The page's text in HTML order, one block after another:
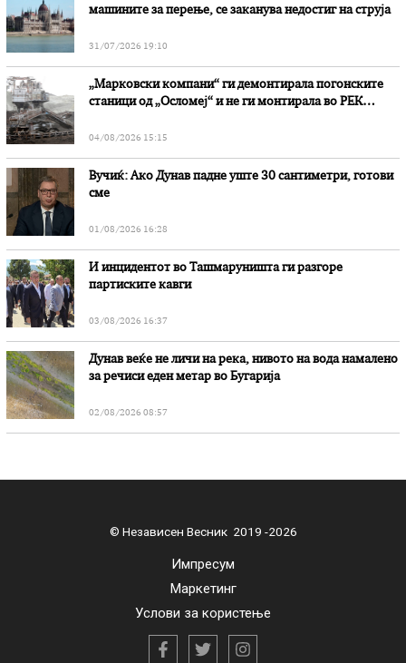
машините за перење, се заканува недостиг на струја
31/07/2026 19:10
„Марковски компани“ ги демонтирала погонските
станици од „Осломеј“ и не ги монтирала во РЕК
04/08/2026 15:15
Вучиќ: Ако Дунав падне уште 30 сантиметри, готови
сме
01/08/2026 16:28
И инцидентот во Ташмаруништa ги разгоре
партиските кавги
03/08/2026 16:37
Дунав веќе не личи на река, нивото на вода намалено
за речиси еден метар во Бугарија
02/08/2026 08:57
© Независен Весник 2019 -2026
Импресум
Маркетинг
Услови за користење